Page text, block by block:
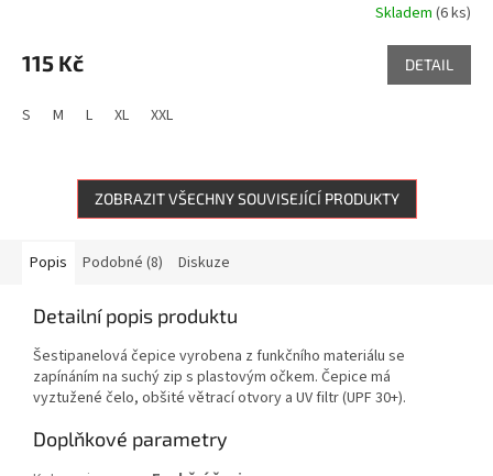
Skladem (6 ks)
115 Kč DETAIL
S M L XL XXL
ZOBRAZIT VŠECHNY SOUVISEJÍCÍ PRODUKTY
Popis Podobné (8) Diskuze
Detailní popis produktu
Šestipanelová čepice vyrobena z funkčního materiálu se
zapínáním na suchý zip s plastovým očkem. Čepice má
vyztužené čelo, obšité větrací otvory a UV filtr (UPF 30+).
Doplňkové parametry